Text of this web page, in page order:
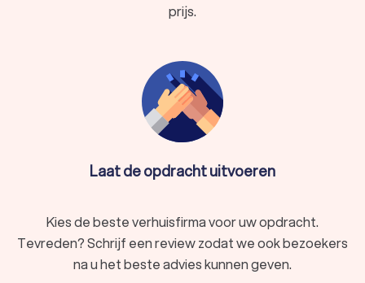
prijs.
Laat de opdracht uitvoeren
Kies de beste verhuisfirma voor uw opdracht.
Tevreden? Schrijf een review zodat we ook bezoekers
na u het beste advies kunnen geven.